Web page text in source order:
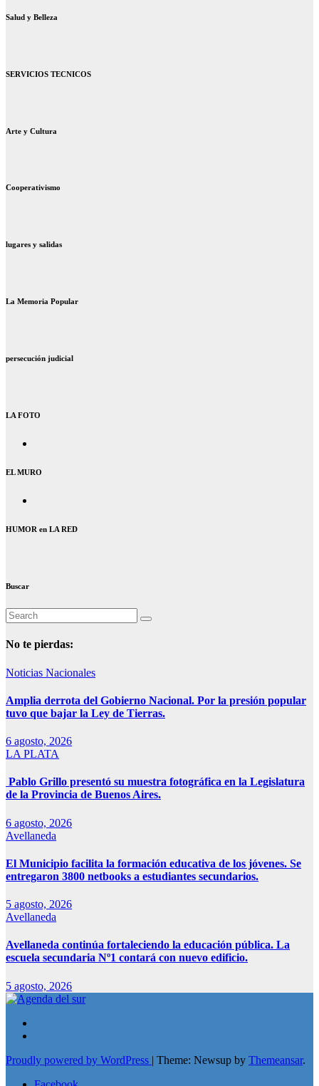
Salud y Belleza
SERVICIOS TECNICOS
Arte y Cultura
Cooperativismo
lugares y salidas
La Memoria Popular
persecución judicial
LA FOTO
EL MURO
HUMOR en LA RED
Buscar
No te pierdas:
Noticias Nacionales
Amplia derrota del Gobierno Nacional. Por la presión popular
tuvo que bajar la Ley de Tierras.
6 agosto, 2026
LA PLATA
Pablo Grillo presentó su muestra fotográfica en la Legislatura
de la Provincia de Buenos Aires.
6 agosto, 2026
Avellaneda
El Municipio facilita la formación educativa de los jóvenes. Se
entregaron 3800 netbooks a estudiantes secundarios.
5 agosto, 2026
Avellaneda
Avellaneda continúa fortaleciendo la educación pública. La
escuela secundaria Nº1 contará con nuevo edificio.
5 agosto, 2026
Proudly powered by WordPress | Theme: Newsup by Themeansar.